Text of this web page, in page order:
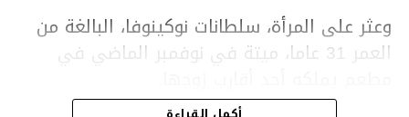
وعثر على المرأة، سلطانات نوكينوفا، البالغة من
العمر 31 عاما، ميتة في نوفمبر الماضي في